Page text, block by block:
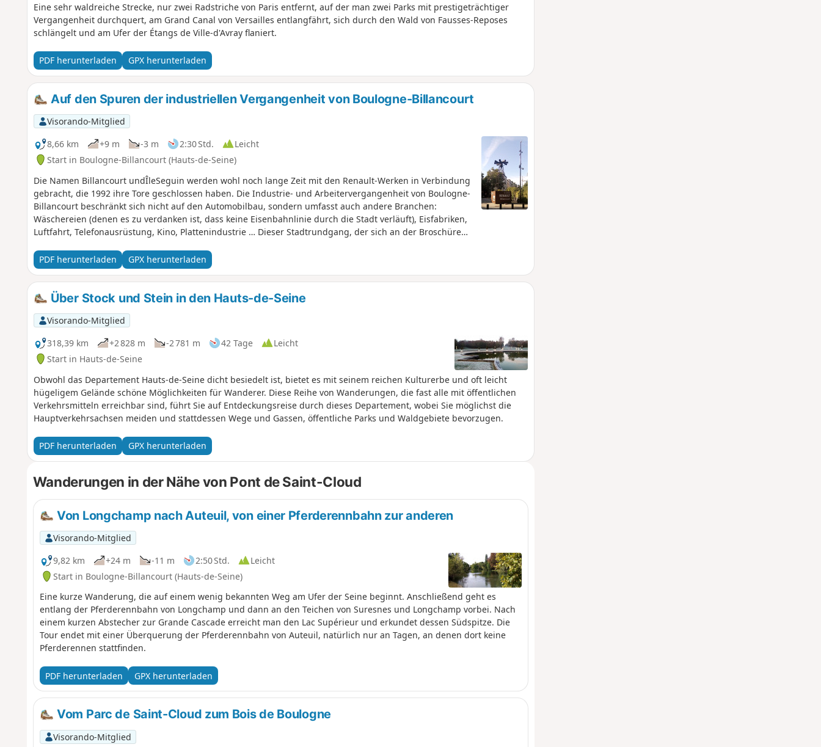
Eine sehr waldreiche Strecke, nur zwei Radstriche von Paris entfernt, auf der man zwei Parks mit prestigeträchtiger
Vergangenheit durchquert, am Grand Canal von Versailles entlangfährt, sich durch den Wald von Fausses-Reposes
schlängelt und am Ufer der Étangs de Ville-d'Avray flaniert.
PDF herunterladen GPX herunterladen
Auf den Spuren der industriellen Vergangenheit von Boulogne-Billancourt
Visorando-Mitglied
8,66 km
+9 m -3 m 2:30 Std.
Leicht
Start in Boulogne-Billancourt (Hauts-de-Seine)
Die Namen Billancourt undÎleSeguin werden wohl noch lange Zeit mit den Renault-Werken in Verbindung
gebracht, die 1992 ihre Tore geschlossen haben. Die Industrie- und Arbeitervergangenheit von Boulogne-
Billancourt beschränkt sich nicht auf den Automobilbau, sondern umfasst auch andere Branchen:
Wäschereien (denen es zu verdanken ist, dass keine Eisenbahnlinie durch die Stadt verläuft), Eisfabriken,
Luftfahrt, Telefonausrüstung, Kino, Plattenindustrie … Dieser Stadtrundgang, der sich an der Broschüre
Arbeitervergangenheit nachzeichnen. Er bietet zudem die Gelegenheit zu beobachten, wie sich die
Stadtplanung einer Gemeinde im „Petite Couronne“ von Paris innerhalb weniger Jahrzehnte radikal
verändert hat.
PDF herunterladen GPX herunterladen
Über Stock und Stein in den Hauts-de-Seine
Visorando-Mitglied
318,39 km
+2 828 m -2 781 m 42 Tage
Leicht
Start in Hauts-de-Seine
Obwohl das Departement Hauts-de-Seine dicht besiedelt ist, bietet es mit seinem reichen Kulturerbe und oft leicht
hügeligem Gelände schöne Möglichkeiten für Wanderer. Diese Reihe von Wanderungen, die fast alle mit öffentlichen
Verkehrsmitteln erreichbar sind, führt Sie auf Entdeckungsreise durch dieses Departement, wobei Sie möglichst die
Hauptverkehrsachsen meiden und stattdessen Wege und Gassen, öffentliche Parks und Waldgebiete bevorzugen.
PDF herunterladen GPX herunterladen
Wanderungen in der Nähe von Pont de Saint-Cloud
Von Longchamp nach Auteuil, von einer Pferderennbahn zur anderen
Visorando-Mitglied
9,82 km
+24 m -11 m 2:50 Std.
Leicht
Start in Boulogne-Billancourt (Hauts-de-Seine)
Eine kurze Wanderung, die auf einem wenig bekannten Weg am Ufer der Seine beginnt. Anschließend geht es
entlang der Pferderennbahn von Longchamp und dann an den Teichen von Suresnes und Longchamp vorbei. Nach
einem kurzen Abstecher zur Grande Cascade erreicht man den Lac Supérieur und erkundet dessen Südspitze. Die
Tour endet mit einer Überquerung der Pferderennbahn von Auteuil, natürlich nur an Tagen, an denen dort keine
Pferderennen stattfinden.
PDF herunterladen GPX herunterladen
Vom Parc de Saint-Cloud zum Bois de Boulogne
Visorando-Mitglied